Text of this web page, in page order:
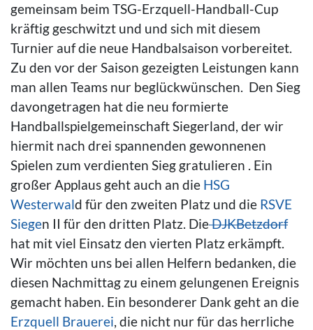
gemeinsam beim TSG-Erzquell-Handball-Cup
kräftig geschwitzt und und sich mit diesem
Turnier auf die neue Handbalsaison vorbereitet.
Zu den vor der Saison gezeigten Leistungen kann
man allen Teams nur beglückwünschen. Den Sieg
davongetragen hat die neu formierte
Handballspielgemeinschaft Siegerland, der wir
hiermit nach drei spannenden gewonnenen
Spielen zum verdienten Sieg gratulieren . Ein
großer Applaus geht auch an die HSG
Westerwald für den zweiten Platz und die RSVE
Siegen II für den dritten Platz. DieDJKBetzdorf
hat mit viel Einsatz den vierten Platz erkämpft.
Wir möchten uns bei allen Helfern bedanken, die
diesen Nachmittag zu einem gelungenen Ereignis
gemacht haben. Ein besonderer Dank geht an die
Erzquell Brauerei, die nicht nur für das herrliche